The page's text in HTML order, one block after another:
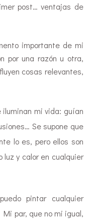
post… ventajas de
importante de mi
por una razón u otra,
cosas relevantes,
iluminan mi vida: guían
Se supone que
lo es, pero ellos son
luz y calor en cualquier
pintar cualquier
par, que no mi igual,